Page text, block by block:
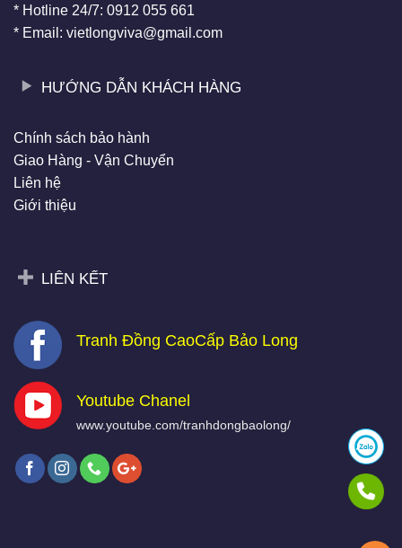
* Hotline 24/7: 0912 055 661
* Email: vietlongviva@gmail.com
HƯỚNG DẪN KHÁCH HÀNG
Chính sách bảo hành
Giao Hàng - Vận Chuyển
Liên hệ
Giới thiệu
LIÊN KẾT
Tranh Đồng CaoCấp Bảo Long
Youtube Chanel
www.youtube.com/tranhdongbaolong/